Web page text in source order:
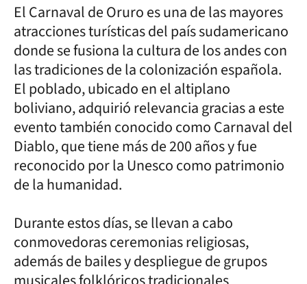
El Carnaval de Oruro es una de las mayores
atracciones turísticas del país sudamericano
donde se fusiona la cultura de los andes con
las tradiciones de la colonización española.
El poblado, ubicado en el altiplano
boliviano, adquirió relevancia gracias a este
evento también conocido como Carnaval del
Diablo, que tiene más de 200 años y fue
reconocido por la Unesco como patrimonio
de la humanidad.
Durante estos días, se llevan a cabo
conmovedoras ceremonias religiosas,
además de bailes y despliegue de grupos